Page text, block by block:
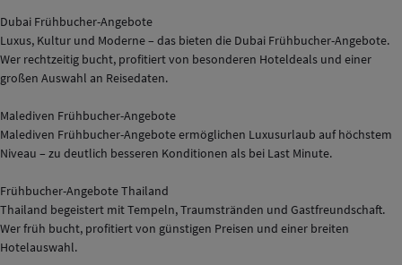
Dubai Frühbucher-Angebote
Luxus, Kultur und Moderne – das bieten die Dubai Frühbucher-Angebote.
Wer rechtzeitig bucht, profitiert von besonderen Hoteldeals und einer
großen Auswahl an Reisedaten.
Malediven Frühbucher-Angebote
Malediven Frühbucher-Angebote ermöglichen Luxusurlaub auf höchstem
Niveau – zu deutlich besseren Konditionen als bei Last Minute.
Frühbucher-Angebote Thailand
Thailand begeistert mit Tempeln, Traumstränden und Gastfreundschaft.
Wer früh bucht, profitiert von günstigen Preisen und einer breiten
Hotelauswahl.